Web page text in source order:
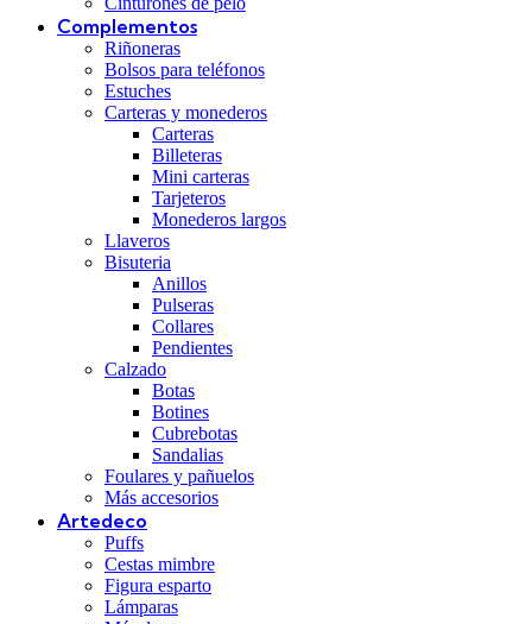
Complementos
Riñoneras
Bolsos para teléfonos
Estuches
Carteras y monederos
Carteras
Billeteras
Mini carteras
Tarjeteros
Monederos largos
Llaveros
Bisuteria
Anillos
Pulseras
Collares
Pendientes
Calzado
Botas
Botines
Cubrebotas
Sandalias
Foulares y pañuelos
Más accesorios
Artedeco
Puffs
Cestas mimbre
Figura esparto
Lámparas